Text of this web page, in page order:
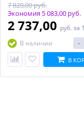
7 820,00 руб.
Экономия 5 083,00 руб.
2 737,00 руб. за
В наличии
-
В